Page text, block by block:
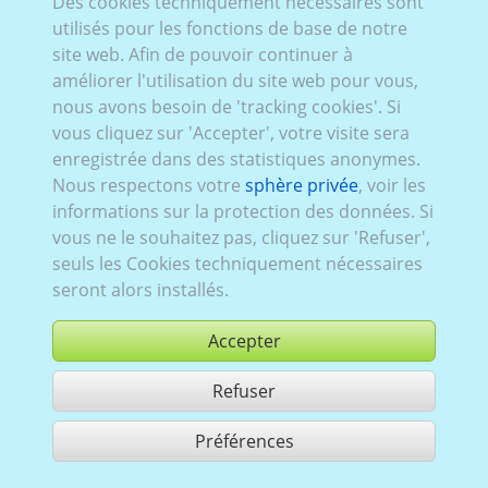
acheter
partager 1 résultats
utilisés pour les fonctions de base de notre
site web. Afin de pouvoir continuer à
améliorer l'utilisation du site web pour vous,
nous avons besoin de 'tracking cookies'. Si
vous cliquez sur 'Accepter', votre visite sera
enregistrée dans des statistiques anonymes.
Nous respectons votre sphère privée, voir les
informations sur la protection des données. Si
vous ne le souhaitez pas, cliquez sur 'Refuser',
seuls les Cookies techniquement nécessaires
seront alors installés.
Accepter
Refuser
Préférences